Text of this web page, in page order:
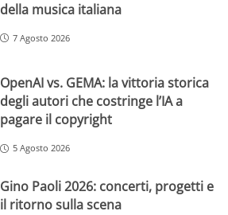
della musica italiana
7 Agosto 2026
OpenAI vs. GEMA: la vittoria storica
degli autori che costringe l’IA a
pagare il copyright
5 Agosto 2026
Gino Paoli 2026: concerti, progetti e
il ritorno sulla scena